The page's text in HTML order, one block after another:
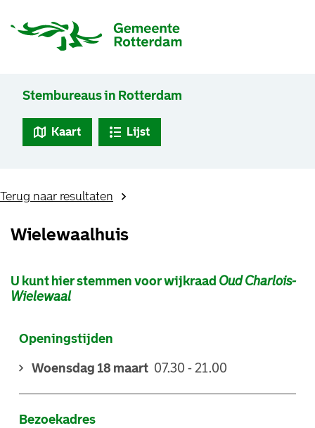
Stembureaus in Rotterdam
Kaart Lijst
Terug naar resultaten
Wielewaalhuis
U kunt hier stemmen voor wijkraad Oud Charlois-
Wielewaal
Openingstijden
Woensdag 18 maart 07.30 - 21.00
Bezoekadres